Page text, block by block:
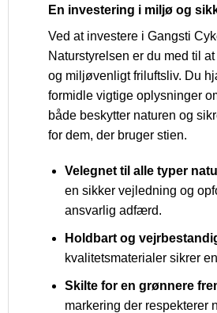
En investering i miljø og
Ved at investere i Gangsti
Naturstyrelsen er du med til
og miljøvenligt friluftsliv. Du
formidle vigtige oplysninger
både beskytter naturen og
for dem, der bruger stien.
Velegnet til alle typer
en sikker vejledning og
ansvarlig adfærd.
Holdbart og
kvalitetsmaterialer sikrer
Skilte for en grønnere
markering der respekterer